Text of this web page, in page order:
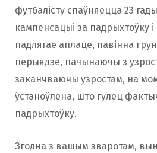
футбалісту спаўняецца 23
кампенсацыі за падрыхтоўку
падлягае аплаце, павінна
перыядзе, пачынаючы з
заканчваючы узростам, на
ўстаноўлена, што гулец
падрыхтоўку.
Згодна з вашым зваротам,